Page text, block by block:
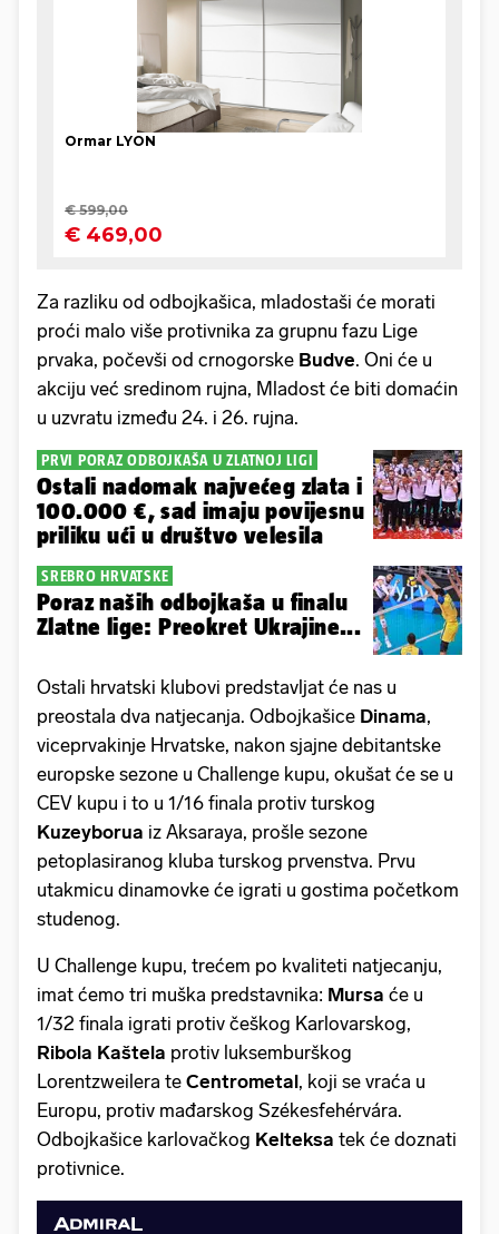
Za razliku od odbojkašica, mladostaši će morati
proći malo više protivnika za grupnu fazu Lige
prvaka, počevši od crnogorske Budve. Oni će u
akciju već sredinom rujna, Mladost će biti domaćin
u uzvratu između 24. i 26. rujna.
PRVI PORAZ ODBOJKAŠA U ZLATNOJ LIGI
Ostali nadomak najvećeg zlata i
100.000 €, sad imaju povijesnu
priliku ući u društvo velesila
SREBRO HRVATSKE
Poraz naših odbojkaša u finalu
Zlatne lige: Preokret Ukrajine...
Ostali hrvatski klubovi predstavljat će nas u
preostala dva natjecanja. Odbojkašice Dinama,
viceprvakinje Hrvatske, nakon sjajne debitantske
europske sezone u Challenge kupu, okušat će se u
CEV kupu i to u 1/16 finala protiv turskog
Kuzeyborua iz Aksaraya, prošle sezone
petoplasiranog kluba turskog prvenstva. Prvu
utakmicu dinamovke će igrati u gostima početkom
studenog.
U Challenge kupu, trećem po kvaliteti natjecanju,
imat ćemo tri muška predstavnika: Mursa će u
1/32 finala igrati protiv češkog Karlovarskog,
Ribola Kaštela protiv luksemburškog
Lorentzweilera te Centrometal, koji se vraća u
Europu, protiv mađarskog Székesfehérvára.
Odbojkašice karlovačkog Kelteksa tek će doznati
protivnice.